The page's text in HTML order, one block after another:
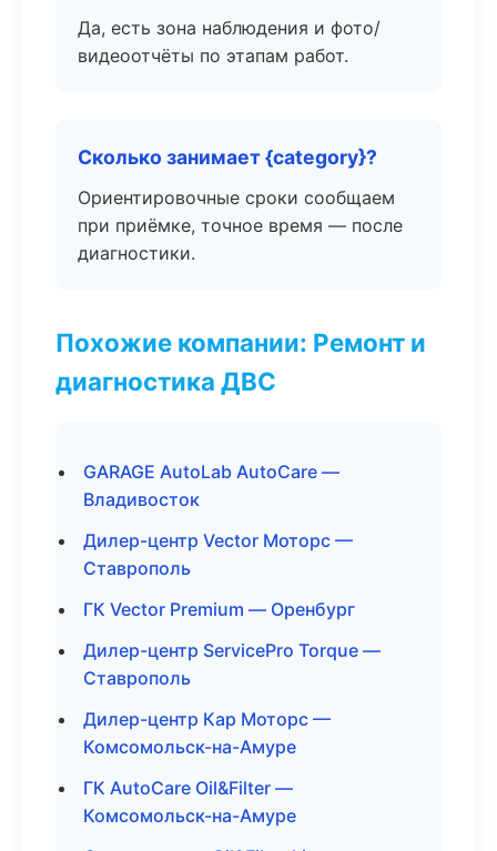
Да, есть зона наблюдения и фото/
видеоотчёты по этапам работ.
Сколько занимает {category}?
Ориентировочные сроки сообщаем
при приёмке, точное время — после
диагностики.
Похожие компании: Ремонт и
диагностика ДВС
GARAGE AutoLab AutoCare —
Владивосток
Дилер-центр Vector Моторс —
Ставрополь
ГК Vector Premium — Оренбург
Дилер-центр ServicePro Torque —
Ставрополь
Дилер-центр Кар Моторс —
Комсомольск-на-Амуре
ГК AutoCare Oil&Filter —
Комсомольск-на-Амуре